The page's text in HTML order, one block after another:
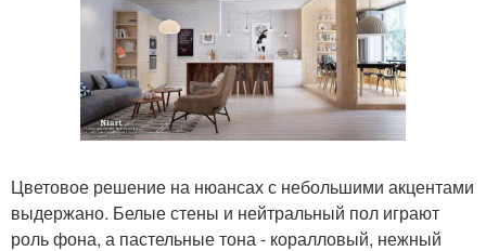
Цветовое решение на нюансах с небольшими акцентами
выдержано. Белые стены и нейтральный пол играют
роль фона, а пастельные тона - коралловый, нежный